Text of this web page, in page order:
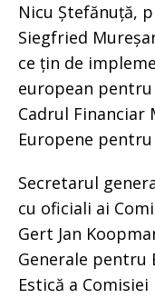
Nicu Ștefănuță,
Siegfried
ce țin de
european
Cadrul Financiar
Europene pentru
Secretarul
cu oficiali ai
Gert Jan
Generale pentru
Estică a Comisiei